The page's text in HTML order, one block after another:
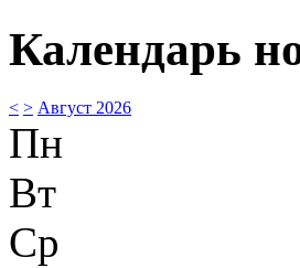
Календарь
< > Август 2026
Пн
Вт
Ср